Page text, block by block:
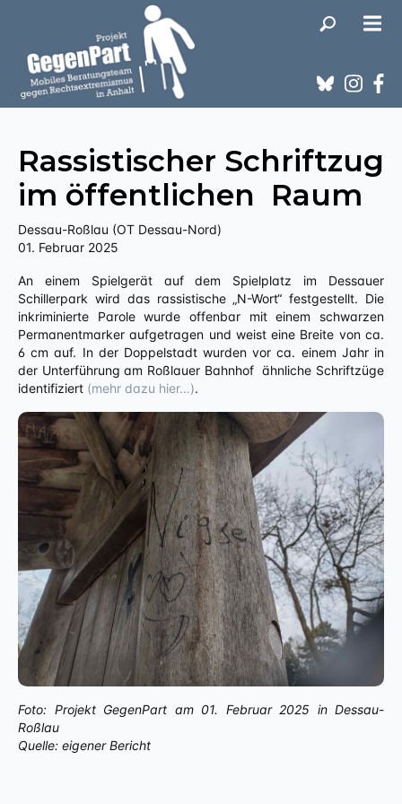
Rassistischer Schriftzug
im öffentlichen Raum
Dessau-Roßlau (OT Dessau-Nord)
01. Februar 2025
An einem Spielgerät auf dem Spielplatz im Dessauer
Schillerpark wird das rassistische „N-Wort“ festgestellt. Die
inkriminierte Parole wurde offenbar mit einem schwarzen
Permanentmarker aufgetragen und weist eine Breite von ca.
6 cm auf. In der Doppelstadt wurden vor ca. einem Jahr in
der Unterführung am Roßlauer Bahnhof ähnliche Schriftzüge
identifiziert (mehr dazu hier…).
Foto: Projekt GegenPart am 01. Februar 2025 in Dessau-
Roßlau
Quelle: eigener Bericht